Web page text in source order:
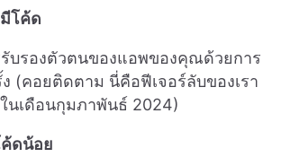
โค้ด
บรองตัวตนของแอพของคุณด้วยการ
(คอยติดตาม นี่คือฟีเจอร์ลับของเรา
นเดือนกุมภาพันธ์ 2024)
ดน้อย